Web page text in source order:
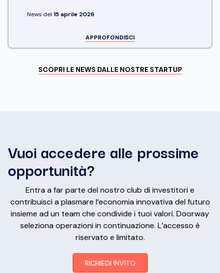
News del 15 aprile 2026
APPROFONDISCI
SCOPRI LE NEWS DALLE NOSTRE STARTUP
Vuoi accedere alle prossime
opportunità?
Entra a far parte del nostro club di investitori e
contribuisci a plasmare l‘economia innovativa del futuro
insieme ad un team che condivide i tuoi valori. Doorway
seleziona operazioni in continuazione. L’accesso è
riservato e limitato.
RICHIEDI INVITO